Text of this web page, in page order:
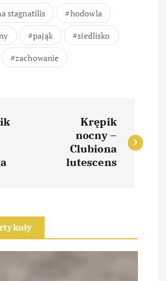
stagnatilis
hodowla
pająk
siedlisko
zachowanie
Krępik
nocny –
Clubiona
lutescens